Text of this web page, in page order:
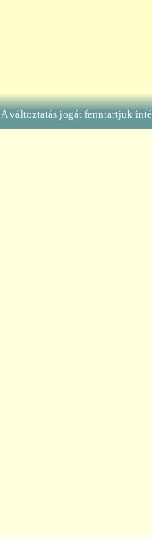
A változtatás jogát fenntartjuk